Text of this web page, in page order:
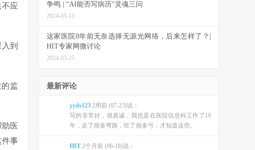
应
到
监
医
件事
争鸣 | “AI能否写病历”灵魂三问
2024-05-11
这家医院8年前无奈选择无源光网络，后来怎样了？|
HIT专家网微讨论
2024-03-25
最新评论
yyds123 2周前 (07-23)说：
写的非常好，很真诚，我也是在医院信息科工作了19
年，走了很多弯路，吃了很多亏，才知道这些。
HIT 2个月前 (06-18)说：